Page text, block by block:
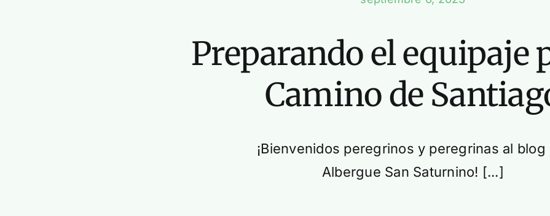
Preparando el equipaje
Camino de
¡Bienvenidos peregrinos y peregrinas al blog
Albergue San Saturnino! [...]